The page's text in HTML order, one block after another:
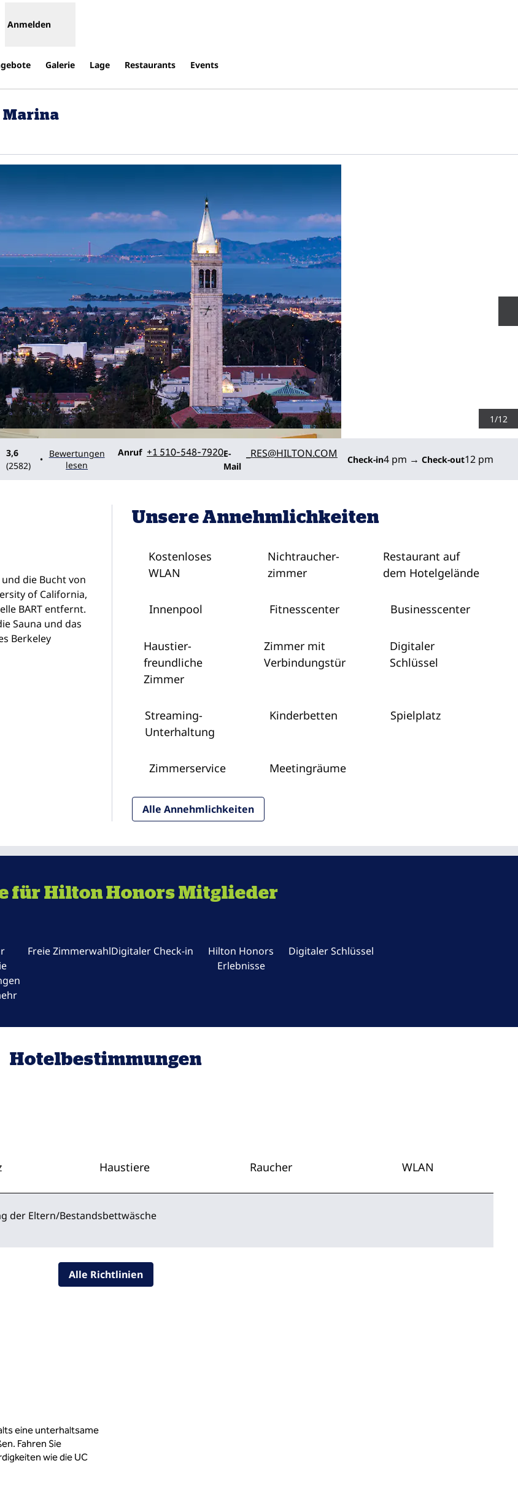
Anmelden
Galerie Lage Restaurants Events
Marina
1/12
3,6
(2582)
•
Bewertungen
lesen
Anruf
Telefon+1 510-548-7920E-
Mail
E-MailJBLCA
_RES@HILTON.COM Check-in4 pm → Check-out12 pm
die Bucht von
of California,
BART entfernt.
Sauna und das
Berkeley
Unsere Annehmlichkeiten
Kostenloses
WLAN
Nichtraucher­
zimmer
Restaurant auf
dem Hotelgelände
Innenpool Fitnesscenter Business­center
Haustier­
freundliche
Zimmer
Zimmer mit
Verbindungstür
Digitaler
Schlüssel
Streaming-
Unterhaltung
Kinderbetten Spielplatz
Zimmer­service Meeting­räume
Alle Annehmlichkeiten
für Hilton Honors Mitglieder
Freie ZimmerwahlDigitaler Check-in
Hilton Honors
Erlebnisse
Digitaler Schlüssel
Hotelbestimmungen
Haustiere Raucher WLAN
der Eltern/Bestandsbettwäsche
Alle Richtlinien
eine unterhaltsame
Fahren Sie
wie die UC